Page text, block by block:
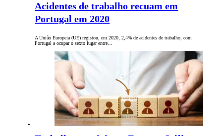
Acidentes de trabalho recuam em
Portugal em 2020
A União Europeia (UE) registou, em 2020, 2,4% de acidentes de trabalho, com
Portugal a ocupar o sexto lugar entre…